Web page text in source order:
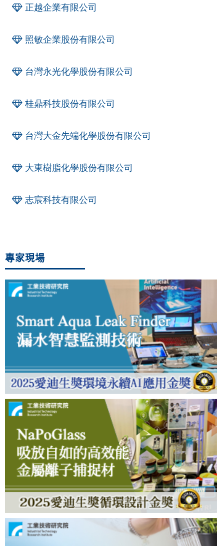
正越企業有限公司
照敏企業股份有限公司
台灣永光化學股份有限公司
桂鼎科技股份有限公司
台灣大金先端化學股份有限公司
大東樹脂化學股份有限公司
志宸科技有限公司
專家現場